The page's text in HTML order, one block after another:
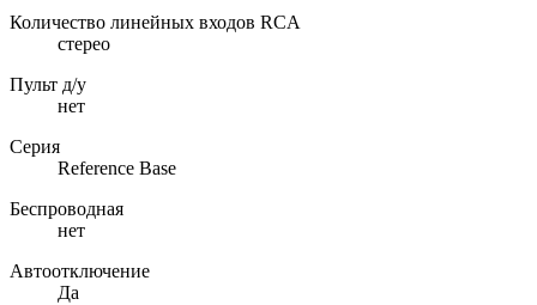
Количество линейных входов RCA
стерео
Пульт д/у
нет
Серия
Reference Base
Беспроводная
нет
Автоотключение
Да